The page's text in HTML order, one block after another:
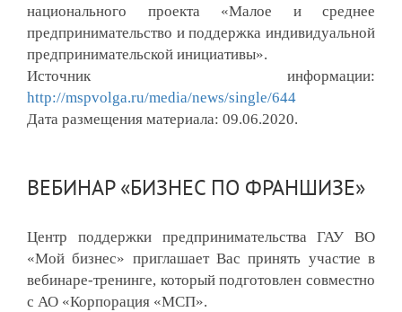
национального проекта «Малое и среднее
предпринимательство и поддержка индивидуальной
предпринимательской инициативы».
http://mspvolga.ru/media/news/single/644
Дата размещения материала: 09.06.2020.
ВЕБИНАР «БИЗНЕС ПО ФРАНШИЗЕ»
Центр поддержки предпринимательства ГАУ ВО
«Мой бизнес» приглашает Вас принять участие в
вебинаре-тренинге, который подготовлен совместно
с АО «Корпорация «МСП».